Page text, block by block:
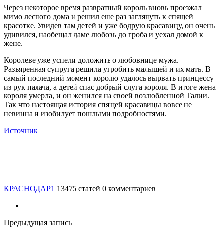
Через некоторое время развратный король вновь проезжал
мимо лесного дома и решил еще раз заглянуть к спящей
красотке. Увидев там детей и уже бодрую красавицу, он очень
удивился, наобещал даме любовь до гроба и уехал домой к
жене.
Королеве уже успели доложить о любовнице мужа.
Разъяренная супруга решила угробить малышей и их мать. В
самый последний момент королю удалось вырвать принцессу
из рук палача, а детей спас добрый слуга короля. В итоге жена
короля умерла, и он женился на своей возлюбленной Талии.
Так что настоящая история спящей красавицы вовсе не
невинна и изобилует пошлыми подробностями.
Источник
КРАСНОДАР1 13475 статей 0 комментариев
Предыдущая запись